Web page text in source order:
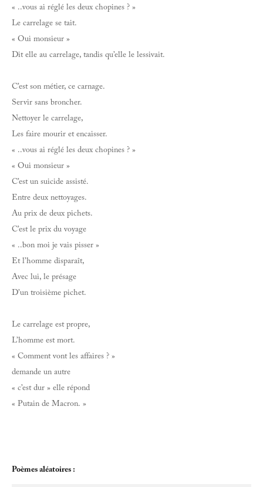
« ..vous ai réglé les deux chopines ? »
Le carrelage se tait.
« Oui monsieur »
Dit elle au carrelage, tandis qu’elle le lessivait.
C’est son métier, ce carnage.
Servir sans broncher.
Nettoyer le carrelage,
Les faire mourir et encaisser.
« ..vous ai réglé les deux chopines ? »
« Oui monsieur »
C’est un suicide assisté.
Entre deux nettoyages.
Au prix de deux pichets.
C’est le prix du voyage
« ..bon moi je vais pisser »
Et l’homme disparaît,
Avec lui, le présage
D’un troisième pichet.
Le carrelage est propre,
L’homme est mort.
« Comment vont les affaires ? »
demande un autre
« c’est dur » elle répond
« Putain de Macron. »
Poèmes aléatoires :